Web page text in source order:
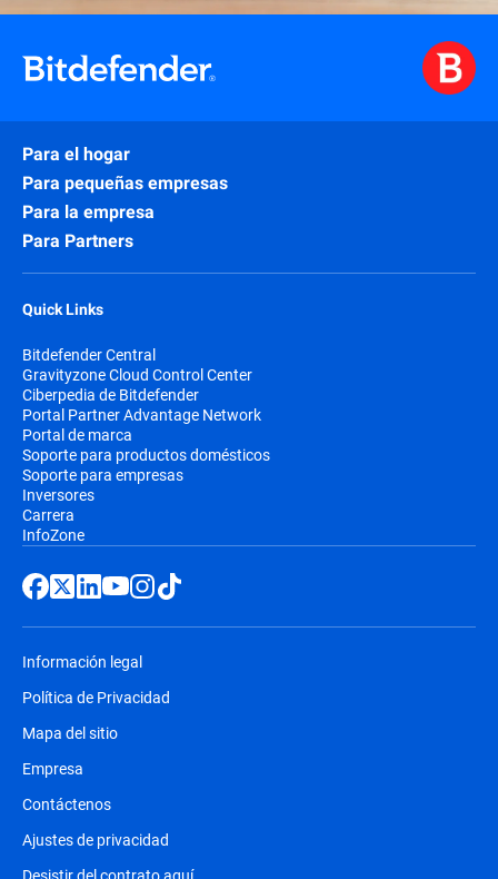
Para el hogar
Para pequeñas empresas
Para la empresa
Para Partners
Quick Links
Bitdefender Central
Gravityzone Cloud Control Center
Ciberpedia de Bitdefender
Portal Partner Advantage Network
Portal de marca
Soporte para productos domésticos
Soporte para empresas
Inversores
Carrera
InfoZone
Información legal
Política de Privacidad
Mapa del sitio
Empresa
Contáctenos
Ajustes de privacidad